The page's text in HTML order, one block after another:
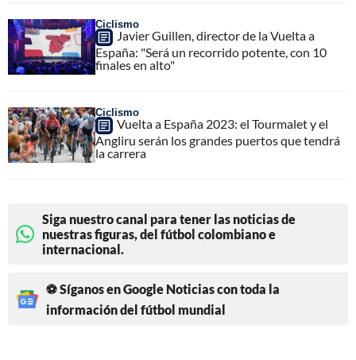
Ciclismo
Javier Guillen, director de la Vuelta a
España: "Será un recorrido potente, con 10
finales en alto"
Ciclismo
Vuelta a España 2023: el Tourmalet y el
Angliru serán los grandes puertos que tendrá
la carrera
Siga nuestro canal para tener las noticias de
nuestras figuras, del fútbol colombiano e
internacional.
⚽ Síganos en Google Noticias con toda la
información del fútbol mundial